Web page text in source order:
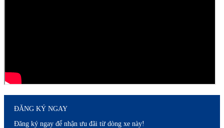
ĐĂNG KÝ NGAY
Đăng ký ngay để nhận ưu đãi từ dòng xe này!